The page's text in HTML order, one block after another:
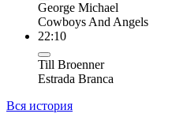
George Michael
Cowboys And Angels
22:10
Till Broenner
Estrada Branca
Вся история